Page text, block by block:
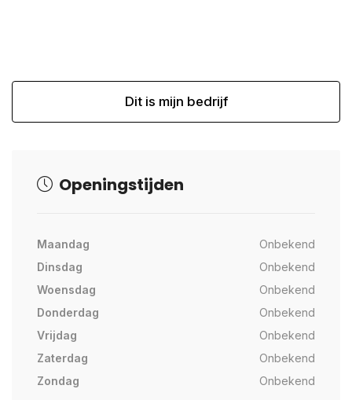
Dit is mijn bedrijf
Openingstijden
Maandag
Onbekend
Dinsdag
Onbekend
Woensdag
Onbekend
Donderdag
Onbekend
Vrijdag
Onbekend
Zaterdag
Onbekend
Zondag
Onbekend